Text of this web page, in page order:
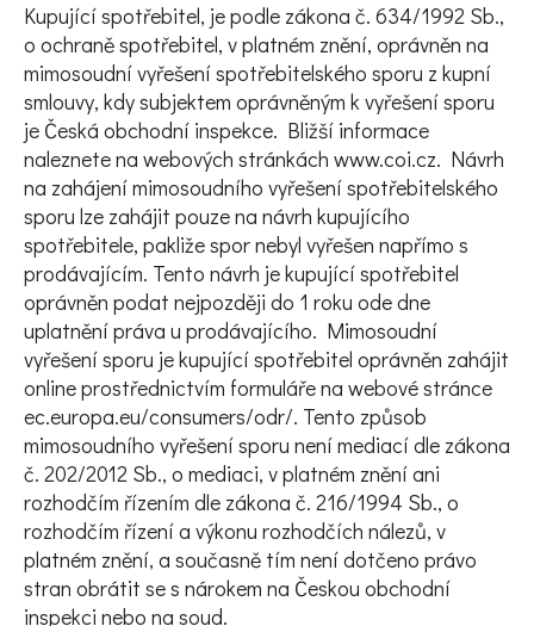
Kupující spotřebitel, je podle zákona č. 634/1992 Sb.,
o ochraně spotřebitel, v platném znění, oprávněn na
mimosoudní vyřešení spotřebitelského sporu z kupní
smlouvy, kdy subjektem oprávněným k vyřešení sporu
je Česká obchodní inspekce. Bližší informace
naleznete na webových stránkách www.coi.cz. Návrh
na zahájení mimosoudního vyřešení spotřebitelského
sporu lze zahájit pouze na návrh kupujícího
spotřebitele, pakliže spor nebyl vyřešen napřímo s
prodávajícím. Tento návrh je kupující spotřebitel
oprávněn podat nejpozději do 1 roku ode dne
uplatnění práva u prodávajícího. Mimosoudní
vyřešení sporu je kupující spotřebitel oprávněn zahájit
online prostřednictvím formuláře na webové stránce
ec.europa.eu/consumers/odr/. Tento způsob
mimosoudního vyřešení sporu není mediací dle zákona
č. 202/2012 Sb., o mediaci, v platném znění ani
rozhodčím řízením dle zákona č. 216/1994 Sb., o
rozhodčím řízení a výkonu rozhodčích nálezů, v
platném znění, a současně tím není dotčeno právo
stran obrátit se s nárokem na Českou obchodní
inspekci nebo na soud.